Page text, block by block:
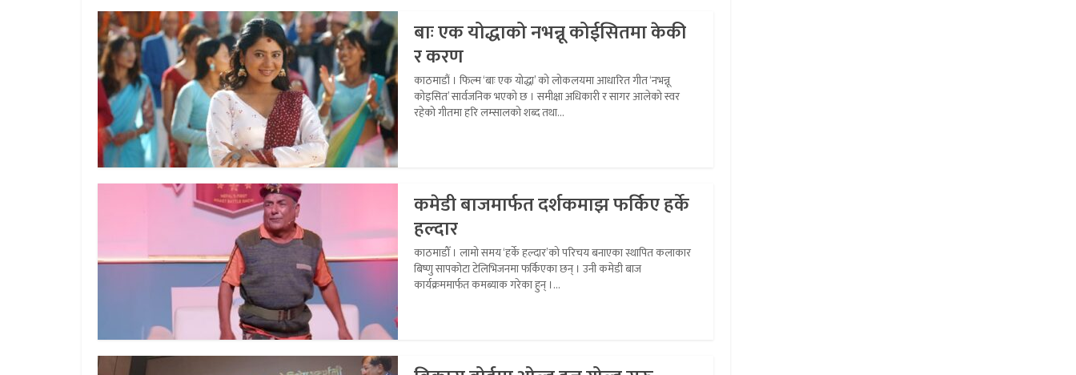
बाः एक योद्धाको नभन्नू कोईसितमा केकी
र करण
काठमाडौं । फिल्म ‘बाः एक योद्धा’ को लोकलयमा आधारित गीत ‘नभन्नू
कोइसित’ सार्वजनिक भएको छ । समीक्षा अधिकारी र सागर आलेको स्वर
रहेको गीतमा हरि लम्सालको शब्द तथा...
कमेडी बाजमार्फत दर्शकमाझ फर्किए हर्के
हल्दार
काठमाडौँ । लामो समय ‘हर्के हल्दार’को परिचय बनाएका स्थापित कलाकार
बिष्णु सापकोटा टेलिभिजनमा फर्किएका छन् । उनी कमेडी बाज
कार्यक्रममार्फत कमब्याक गरेका हुन् ।...